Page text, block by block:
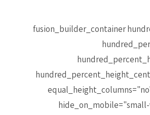
[fusion_builder_container